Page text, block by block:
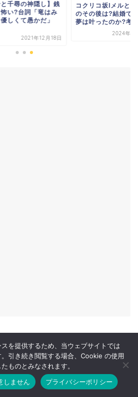
と千尋の神隠し】銭
い?台詞「竜はみ
しくて愚かだ」
2021年12月18日
コクリコ坂lメルと風
のその後は?結婚で
夢は叶ったのか?考...
2024年10
わせ
を提供するため、当ウェブサイトでは
引き続き閲覧する場合、Cookie の使用
ものとみなされます。
しません プライバシーポリシー